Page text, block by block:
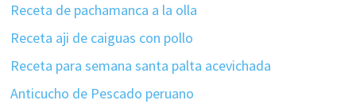
Receta de pachamanca a la olla
Receta aji de caiguas con pollo
Receta para semana santa palta acevichada
Anticucho de Pescado peruano